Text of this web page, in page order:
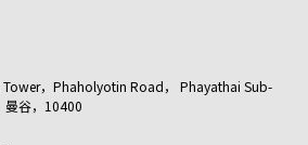
，Phaholyotin Road，
Phayathai Sub-
曼谷，10400